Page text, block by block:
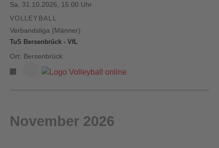
Sa. 31.10.2026, 15.00 Uhr
VOLLEYBALL
Verbandsliga (Männer)
TuS Bersenbrück - VfL
Ort: Bersenbrück
November 2026